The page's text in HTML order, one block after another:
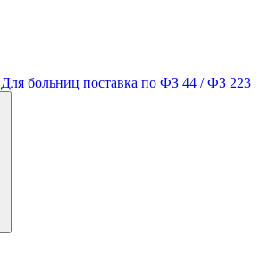
Для больниц поставка по ФЗ 44 / ФЗ 223